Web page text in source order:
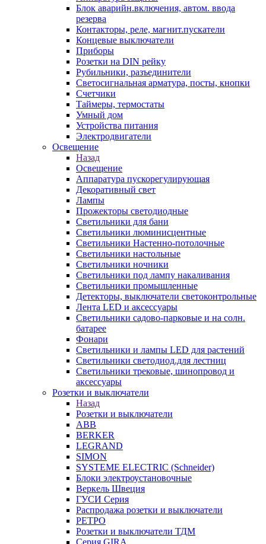
Блок аварийн.включения, автом. ввода
резерва
Контакторы, реле, магнит.пускатели
Концевые выключатели
Приборы
Розетки на DIN рейку
Рубильники, разъединители
Светосигнальная арматура, посты, кнопки
Счетчики
Таймеры, термостаты
Умный дом
Устройства питания
Электродвигатели
Освещение
Назад
Освещение
Аппаратура пускорегулирующая
Декоративный свет
Лампы
Прожекторы светодиодные
Светильники для бани
Светильники люминисцентные
Светильники Настенно-потолочные
Светильники настольные
Светильники ночники
Светильники под лампу накаливания
Светильники промышленные
Детекторы, выключатели светоконтрольные
Лента LED и аксессуары
Светильники садово-парковые и на солн.
батарее
Фонари
Светильники и лампы LED для растений
Светильники светодиод.для лестниц
Светильники трековые, шинопровод и
аксессуары
Розетки и выключатели
Назад
Розетки и выключатели
ABB
BERKER
LEGRAND
SIMON
SYSTEME ELECTRIC (Schneider)
Блоки электроустановочные
Веркель Швеция
ГУСИ Серия
Распродажа розетки и выключатели
РЕТРО
Розетки и выключатели ТДМ